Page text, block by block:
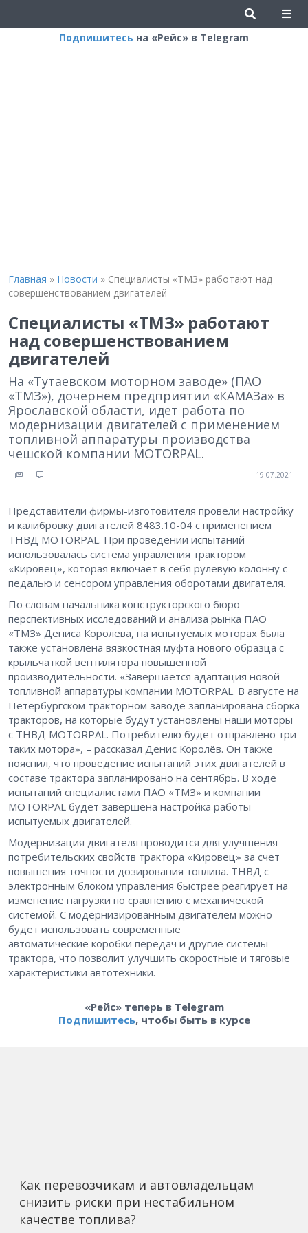
Подпишитесь на «Рейс» в Telegram
Главная » Новости » Специалисты «ТМЗ» работают над
совершенствованием двигателей
Специалисты «ТМЗ» работают
над совершенствованием
двигателей
На «Тутаевском моторном заводе» (ПАО
«ТМЗ»), дочернем предприятии «КАМАЗа» в
Ярославской области, идет работа по
модернизации двигателей с применением
топливной аппаратуры производства
чешской компании MOTORPAL.
19.07.2021
Представители фирмы-изготовителя провели настройку
и калибровку двигателей 8483.10-04 с применением
ТНВД MOTORPAL. При проведении испытаний
использовалась система управления трактором
«Кировец», которая включает в себя рулевую колонну с
педалью и сенсором управления оборотами двигателя.
По словам начальника конструкторского бюро
перспективных исследований и анализа рынка ПАО
«ТМЗ» Дениса Королева, на испытуемых моторах была
также установлена вязкостная муфта нового образца с
крыльчаткой вентилятора повышенной
производительности. «Завершается адаптация новой
топливной аппаратуры компании MOTORPAL. В августе на
Петербургском тракторном заводе запланирована сборка
тракторов, на которые будут установлены наши моторы
с ТНВД MOTORPAL. Потребителю будет отправлено три
таких мотора», – рассказал Денис Королёв. Он также
пояснил, что проведение испытаний этих двигателей в
составе трактора запланировано на сентябрь. В ходе
испытаний специалистами ПАО «ТМЗ» и компании
MOTORPAL будет завершена настройка работы
испытуемых двигателей.
Модернизация двигателя проводится для улучшения
потребительских свойств трактора «Кировец» за счет
повышения точности дозирования топлива. ТНВД с
электронным блоком управления быстрее реагирует на
изменение нагрузки по сравнению с механической
системой. С модернизированным двигателем можно
будет использовать современные
автоматические коробки передач и другие системы
трактора, что позволит улучшить скоростные и тяговые
характеристики автотехники.
«Рейс» теперь в Telegram
Подпишитесь, чтобы быть в курсе
Как перевозчикам и автовладельцам
снизить риски при нестабильном
качестве топлива?